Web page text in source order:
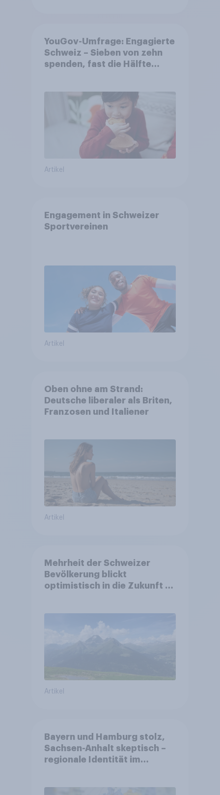
YouGov-Umfrage: Engagierte
Schweiz – Sieben von zehn
spenden, fast die Hälfte
Artikel
Engagement in Schweizer
Sportvereinen
Artikel
Oben ohne am Strand:
Deutsche liberaler als Briten,
Franzosen und Italiener
Artikel
Mehrheit der Schweizer
Bevölkerung blickt
optimistisch in die Zukunft –
Altersvorsorge
Artikel
Bayern und Hamburg stolz,
Sachsen-Anhalt skeptisch –
regionale Identität im